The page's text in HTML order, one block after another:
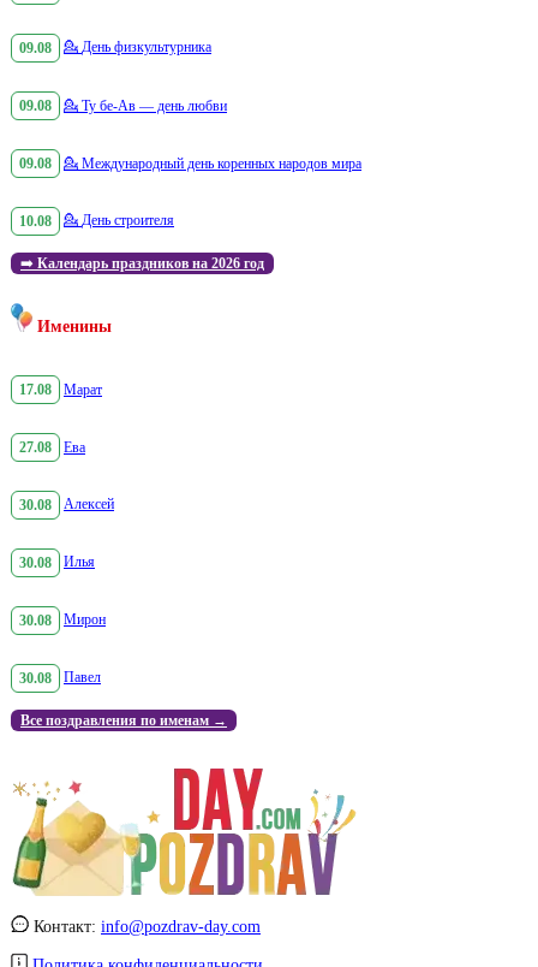
09.08 💁 День физкультурника
09.08 💁 Ту бе-Ав — день любви
09.08 💁 Международный день коренных народов мира
10.08 💁 День строителя
➡️ Календарь праздников на 2026 год
Именины
17.08 Марат
27.08 Ева
30.08 Алексей
30.08 Илья
30.08 Мирон
30.08 Павел
Все поздравления по именам →
Контакт: info@pozdrav-day.com